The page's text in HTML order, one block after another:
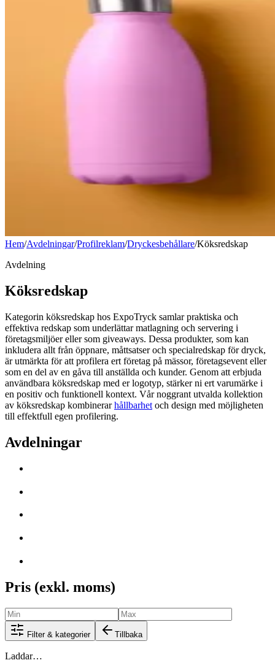
Hem/Avdelningar/Profilreklam/Dryckesbehållare/Köksredskap
Avdelning
Köksredskap
Kategorin köksredskap hos ExpoTryck samlar praktiska och
effektiva redskap som underlättar matlagning och servering i
företagsmiljöer eller som giveaways. Dessa produkter, som kan
inkludera allt från öppnare, måttsatser och specialredskap för dryck,
är utmärkta för att profilera ert företag på mässor, företagsevent eller
som en del av en gåva till anställda och kunder. Genom att erbjuda
användbara köksredskap med er logotyp, stärker ni ert varumärke i
en positiv och funktionell kontext. Vår noggrant utvalda kollektion
av köksredskap kombinerarhållbarhet och design med möjligheten
till effektfull egen profilering.
Avdelningar
Pris (exkl. moms)
Filter & kategorier Tillbaka
Laddar…